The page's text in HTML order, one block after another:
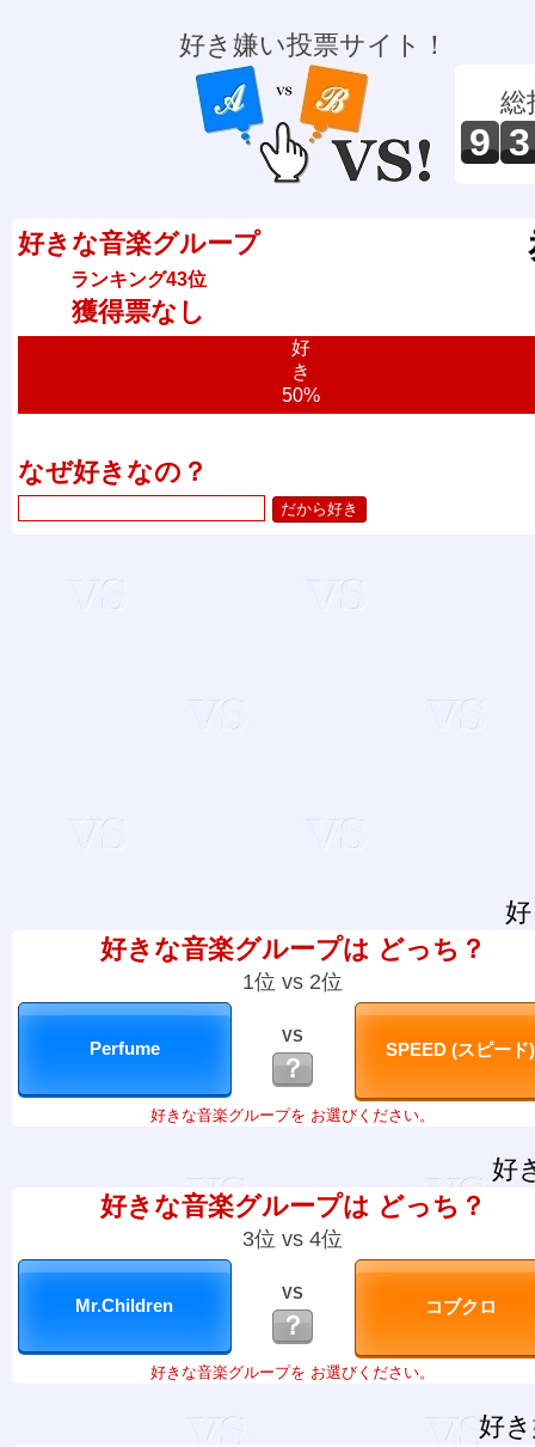
好き嫌い投票サイト！
総
9 3
好きな音楽グループ
ランキング43位
獲得票なし
好
き
50%
なぜ好きなの？
好きな音楽グループは どっち？
1位 vs 2位
VS
？
好きな音楽グループを お選びください。
好
好きな音楽グループは どっち？
3位 vs 4位
VS
？
好きな音楽グループを お選びください。
好